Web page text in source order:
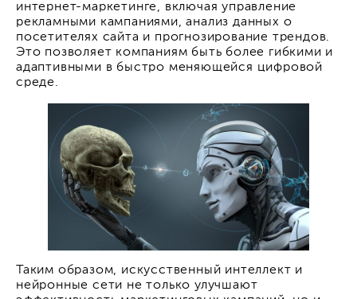
интернет-маркетинге, включая управление
рекламными кампаниями, анализ данных о
посетителях сайта и прогнозирование трендов.
Это позволяет компаниям быть более гибкими и
адаптивными в быстро меняющейся цифровой
среде.
Таким образом, искусственный интеллект и
нейронные сети не только улучшают